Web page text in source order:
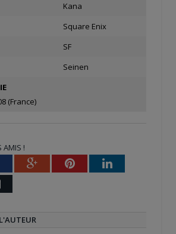
Kana
Square Enix
SF
Seinen
(France)
AMIS !
Google+PinterestLinkedIn
Email